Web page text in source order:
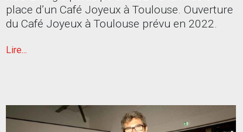
place d’un Café Joyeux à Toulouse. Ouverture
du Café Joyeux à Toulouse prévu en 2022.
Lire...